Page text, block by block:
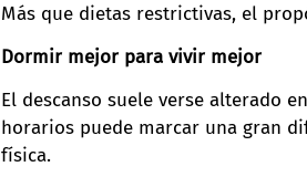
Más que dietas restrictivas, el
Dormir mejor para vivir mejor
El descanso suele verse alterado
horarios puede marcar una gran
física.